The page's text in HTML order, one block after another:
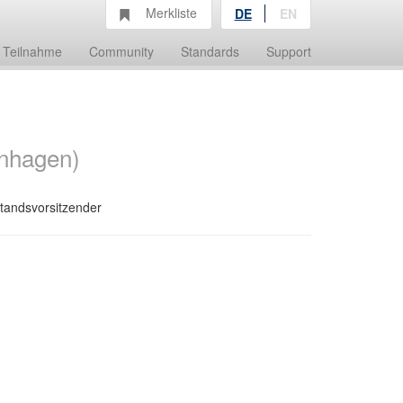
Teilnahme Community Standards Support
Merkliste DE EN